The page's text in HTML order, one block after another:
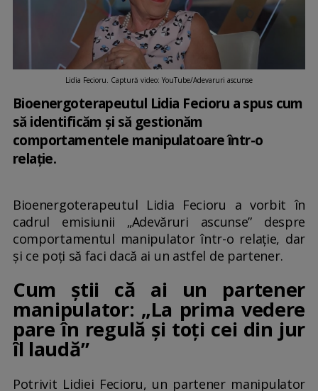
Lidia Fecioru. Captură video: YouTube/Adevaruri ascunse
Bioenergoterapeutul Lidia Fecioru a spus cum
să identificăm și să gestionăm
comportamentele manipulatoare într-o
relație.
Bioenergoterapeutul Lidia Fecioru a vorbit în
cadrul emisiunii „Adevăruri ascunse” despre
comportamentul manipulator într-o relație, dar
și ce poți să faci dacă ai un astfel de partener.
Cum știi că ai un partener
manipulator: „La prima vedere
pare în regulă și toți cei din jur
îl laudă”
Potrivit Lidiei Fecioru, un partener manipulator